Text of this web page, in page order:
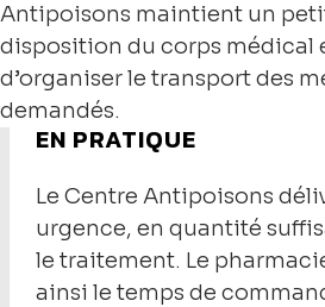
Antipoisons maintient un
disposition du corps médical
d’organiser le transport des
demandés.
EN PRATIQUE
Le Centre Antipoisons
urgence, en quantité
le traitement. Le
ainsi le temps de